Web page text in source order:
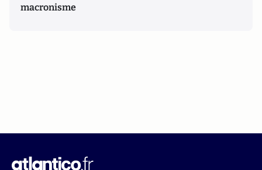
macronisme